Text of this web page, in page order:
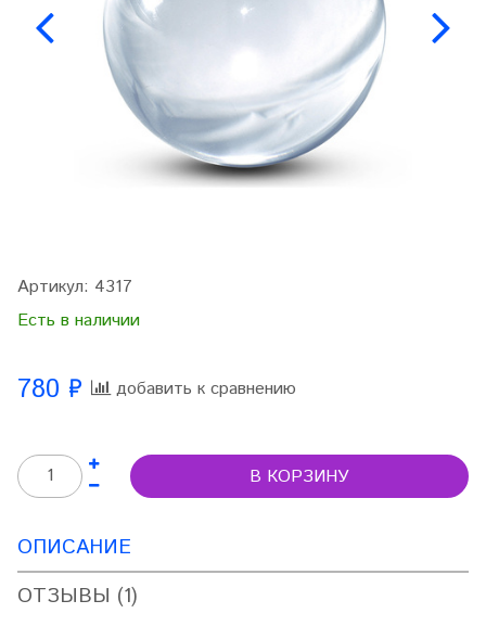
Артикул: 4317
Есть в наличии
780 ₽ добавить к сравнению
В КОРЗИНУ
ОПИСАНИЕ
ОТЗЫВЫ (1)